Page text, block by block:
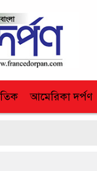
আমেরিকা দর্পণ